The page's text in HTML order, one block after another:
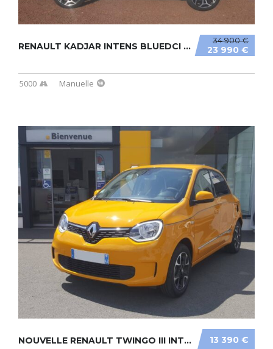
34 900 €
23 990 €
RENAULT KADJAR INTENS BLUEDCI 115CV
5000 Manuelle
13 390 €
NOUVELLE RENAULT TWINGO III INTENS